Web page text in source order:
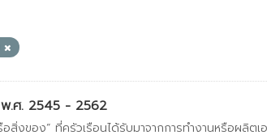
พ.ศ. 2545 - 2562
อสิ่งของ” ที่ครัวเรือนได้รับมาจากการทำงานหรือผลิ